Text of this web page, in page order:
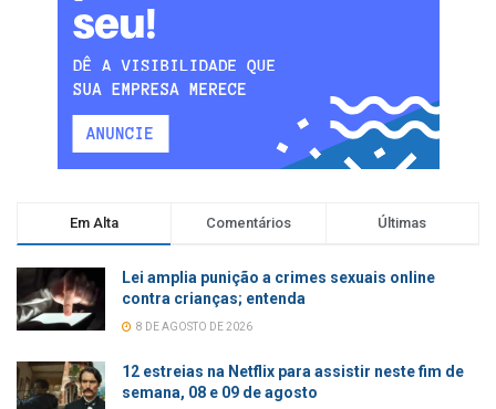
Em Alta Comentários Últimas
Lei amplia punição a crimes sexuais online
contra crianças; entenda
8 DE AGOSTO DE 2026
12 estreias na Netflix para assistir neste fim de
semana, 08 e 09 de agosto